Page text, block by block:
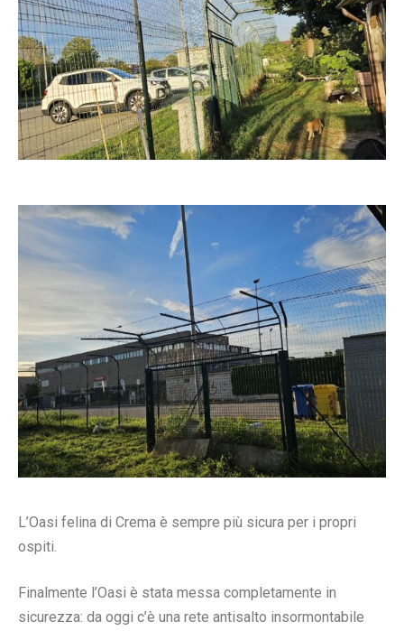
L’Oasi felina di Crema è sempre più sicura per i propri
ospiti.
Finalmente l’Oasi è stata messa completamente in
sicurezza: da oggi c’è una rete antisalto insormontabile